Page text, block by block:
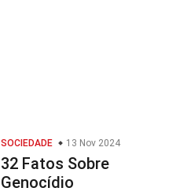
SOCIEDADE 13 Nov 2024
32 Fatos Sobre
Genocídio